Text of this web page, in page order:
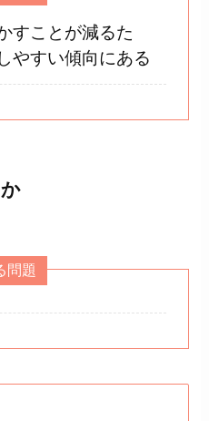
すことが減るた
やすい傾向にある
問題